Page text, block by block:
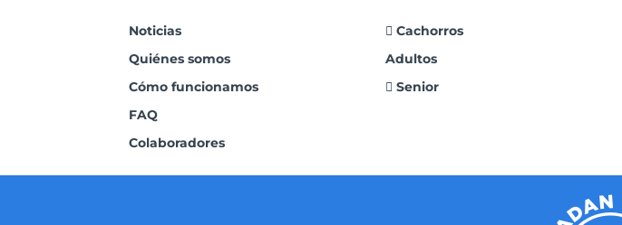
Noticias
Quiénes somos
Cómo funcionamos
FAQ
Colaboradores
Cachorros
Adultos
Senior